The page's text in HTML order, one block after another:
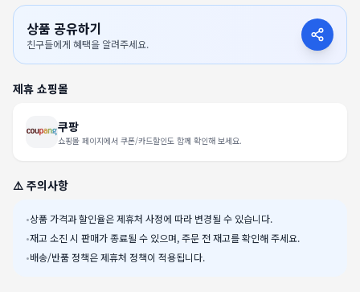
상품 공유하기
친구들에게 혜택을 알려주세요.
제휴 쇼핑몰
쿠팡
쇼핑몰 페이지에서 쿠폰/카드할인도 함께 확인해 보세요.
⚠️ 주의사항
•상품 가격과 할인율은 제휴처 사정에 따라 변경될 수 있습니다.
•재고 소진 시 판매가 종료될 수 있으며, 주문 전 재고를 확인해 주세요.
•배송/반품 정책은 제휴처 정책이 적용됩니다.